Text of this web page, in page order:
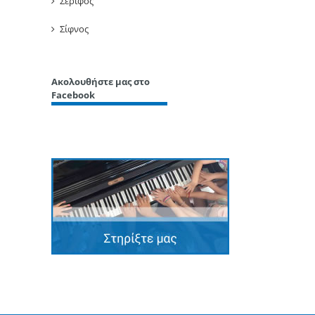
Σίφνος
Ακολουθήστε μας στο
Facebook